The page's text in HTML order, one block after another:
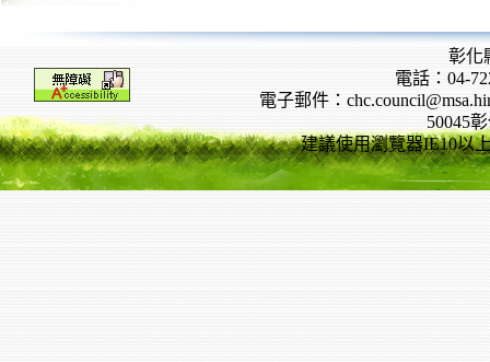
彰化
電話：04-
電子郵件：
50045
建議使用瀏覽器IE10以